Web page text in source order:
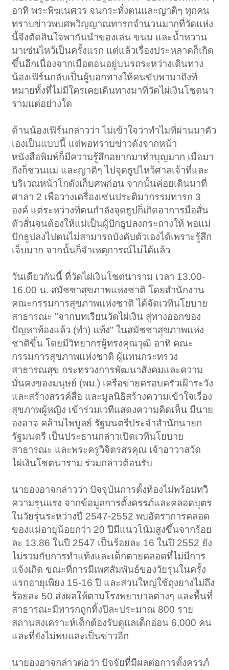
อาทิ พระพิฆเนศวร จนกระทั่งตนและญาติๆ ทุกคน
ทราบข่าวพบศพวิญญาณทารกจำนวนมากที่วัดแห่ง
นี้จึงตัดสินใจพากันนำของเล่น ขนม และน้ำหวาน
มาเซ่นไหว้เป็นครั้งแรก แต่แล้วเรื่องประหลาดก็เกิด
ขึ้นอีกเนื่องจากเมื่อตอนอยู่บนรถระหว่างเดินทาง
น้องเฟิร์นกลับเป็นผู้บอกทางให้คนขับพามาถึงที่
หมายทั้งที่ไม่มีใครเคยเดินทางมาที่วัดไผ่เงินโชตนา
รามแต่อย่างใด
ด้านน้องเฟิร์นกล่าวว่า ไม่เข้าใจว่าทำไมที่ผ่านมาตัว
เองเป็นแบบนี้ แต่พอทราบข่าวดังจากหน้า
หนังสือพิมพ์ก็มีความรู้สึกอยากมาทำบุญมาก เมื่อมา
ถึงก็ชวนแม่ และญาติๆ ไปจุดธูปไหว้ศาลเจ้าที่และ
บริเวณหน้าโกดังเก็บศพก่อน จากนั้นค่อยเดินมาที่
ศาลา 2 เพื่อวางเครื่องเซ่นประติมากรรมทารก 3
องค์ แต่ระหว่างที่ตนกำลังจุดธูปก็เกิดอาการมือสั่น
ตัวสั่นจนต้องให้แม่เป็นผู้ปักธูปลงกระถางให้ พอแม่
ปักธูปลงไปตนไม่สามารถบังคับตัวเองได้เพราะรู้สึก
เจ็บมาก จากนั้นก็จำเหตุการณ์ไม่ได้เเล้ว
วันเดียวกันนี้ ที่วัดไผ่เงินโชตนาราม เวลา 13.00-
16.00 น. สมัชชาสุขภาพแห่งชาติ โดยสำนักงาน
คณะกรรมการสุขภาพแห่งชาติ ได้จัดเวทีนโยบาย
สาธารณะ "จากบทเรียนวัดไผ่เงิน สู่ทางออกของ
ปัญหาท้องแล้ว (ทำ) แท้ง" ในสมัชชาสุขภาพแห่ง
ชาติขึ้น โดยมีวิทยากรผู้ทรงคุณวุฒิ อาทิ คณะ
กรรมการสุขภาพแห่งชาติ ผู้แทนกระทรวง
สาธารณสุข กระทรวงการพัฒนาสังคมและความ
มั่นคงของมนุษย์ (พม.) เครือข่ายครอบครัวเฝ้าระวัง
และสร้างสรรค์สื่อ และมูลนิธิสร้างความเข้าใจเรื่อง
สุขภาพผู้หญิง เข้าร่วมเวทีแสดงความคิดเห็น มีนาย
องอาจ คล้ามไพบูลย์ รัฐมนตรีประจำสำนักนายก
รัฐมนตรี เป็นประธานกล่าวเปิดเวทีนโยบาย
สาธารณะ และพระครูวิจิตรสรคุณ เจ้าอาวาสวัด
ไผ่เงินโชตนาราม ร่วมกล่าวต้อนรับ
นายองอาจกล่าวว่า ปัจจุบันการตั้งท้องไม่พร้อมทวี
ความรุนแรง จากข้อมูลการตั้งครรภ์และคลอดบุตร
ในวัยรุ่นระหว่างปี 2547-2552 พบอัตราการคลอด
ของแม่อายุน้อยกว่า 20 ปีมีแนวโน้มสูงขึ้นจากร้อย
ละ 13.86 ในปี 2547 เป็นร้อยละ 16 ในปี 2552 ยัง
ไม่รวมกับการทำแท้งและเด็กตายคลอดที่ไม่มีการ
แจ้งเกิด ขณะที่การมีเพศสัมพันธ์ของวัยรุ่นในครั้ง
แรกอายุเพียง 15-16 ปี และส่วนใหญ่ใช้ถุงยางไม่ถึง
ร้อยละ 50 ส่งผลให้ตามโรงพยาบาลต่างๆ และพื้นที่
สาธารณะมีทารกถูกทิ้งปีละประมาณ 800 ราย
สถานสงเคราะห์เด็กต้องรับดูแลเด็กอ่อน 6,000 คน
และที่ยังไม่พบและเป็นข่าวอีก
นายองอาจกล่าวต่อว่า ปัจจัยที่มีผลต่อการตั้งครรภ์